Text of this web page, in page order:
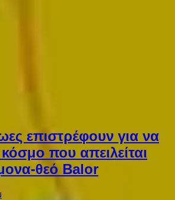
επιστρέφουν για να
που απειλείται
θεό Balor